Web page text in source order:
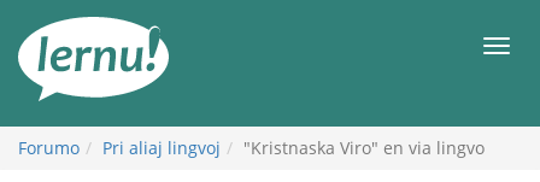
enhavo
Forumo Pri aliaj lingvoj "Kristnaska Viro" en via lingvo